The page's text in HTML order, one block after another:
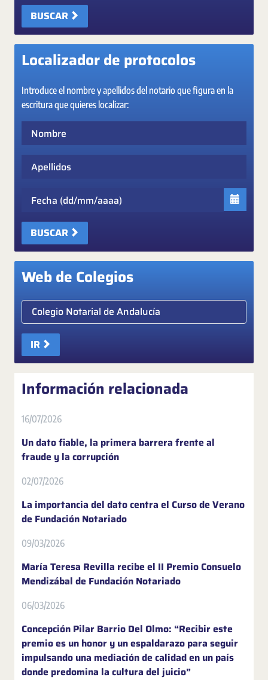
BUSCAR
Localizador de protocolos
Introduce el nombre y apellidos del notario que figura en la
escritura que quieres localizar:
BUSCAR
Web de Colegios
Elige colegio notarial
IR
Información relacionada
16/07/2026
Un dato fiable, la primera barrera frente al
fraude y la corrupción
02/07/2026
La importancia del dato centra el Curso de Verano
de Fundación Notariado
09/03/2026
María Teresa Revilla recibe el II Premio Consuelo
Mendizábal de Fundación Notariado
06/03/2026
Concepción Pilar Barrio Del Olmo: “Recibir este
premio es un honor y un espaldarazo para seguir
impulsando una mediación de calidad en un país
donde predomina la cultura del juicio”